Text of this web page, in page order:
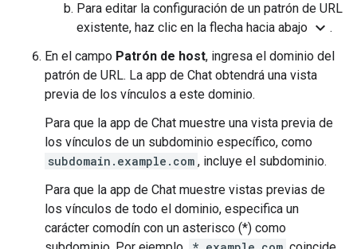
Para editar la configuración de un patrón de URL
existente, haz clic en la flecha hacia abajo expand_more .
En el campo Patrón de host, ingresa el dominio del
patrón de URL. La app de Chat obtendrá una vista
previa de los vínculos a este dominio.
Para que la app de Chat muestre una vista previa de
los vínculos de un subdominio específico, como
subdomain.example.com , incluye el subdominio.
Para que la app de Chat muestre vistas previas de
los vínculos de todo el dominio, especifica un
carácter comodín con un asterisco (*) como